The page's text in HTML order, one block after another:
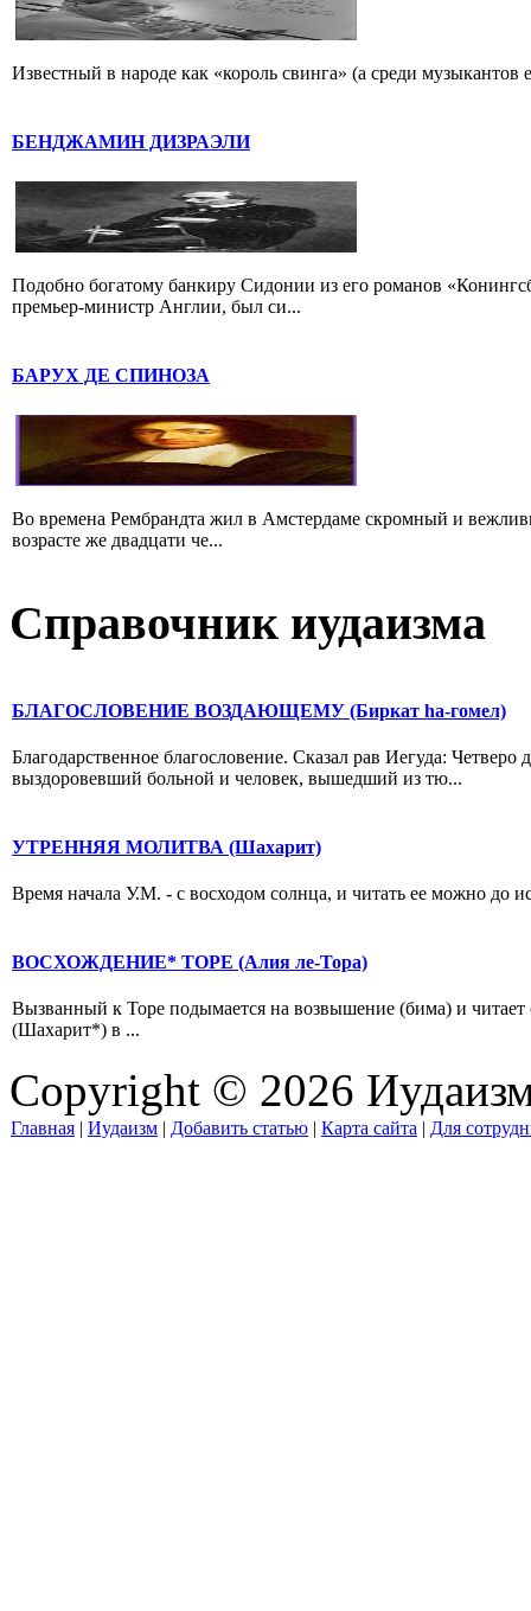
Известный в народе как «король свинга» (а среди
БЕНДЖАМИН ДИЗРАЭЛИ
Подобно богатому банкиру Сидонии из его романов
премьер-министр Англии, был си...
БАРУХ ДЕ СПИНОЗА
Во времена Рембрандта жил в Амстердаме скромный и
возрасте же двадцати че...
Справочник иудаизма
БЛАГОСЛОВЕНИЕ ВОЗДАЮЩЕМУ (Биркат hа-гомел)
Благодарственное благословение. Сказал рав Иегуда:
выздоровевший больной и человек, вышедший из тю...
УТРЕННЯЯ МОЛИТВА (Шахарит)
Время начала У.М. - с восходом солнца, и читать ее можно до
ВОСХОЖДЕНИЕ* ТОРЕ (Алия ле-Тора)
Вызванный к Торе подымается на возвышение (бима) и
(Шахарит*) в ...
Copyright © 2026
Главная | Иудаизм | Добавить статью | Карта сайта | Для